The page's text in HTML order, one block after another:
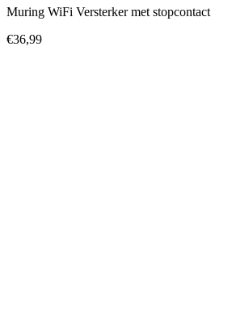
Muring WiFi Versterker met stopcontact
€36,99